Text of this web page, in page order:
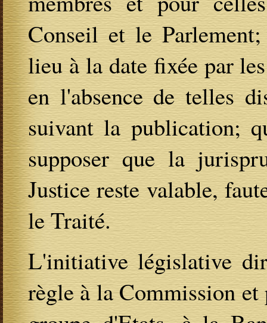
Conseil et le
lieu à la date fixée par
en l'absence de telles
suivant la publication;
supposer que la
Justice reste valable,
le Traité.
L'initiative législative
règle à la Commission et